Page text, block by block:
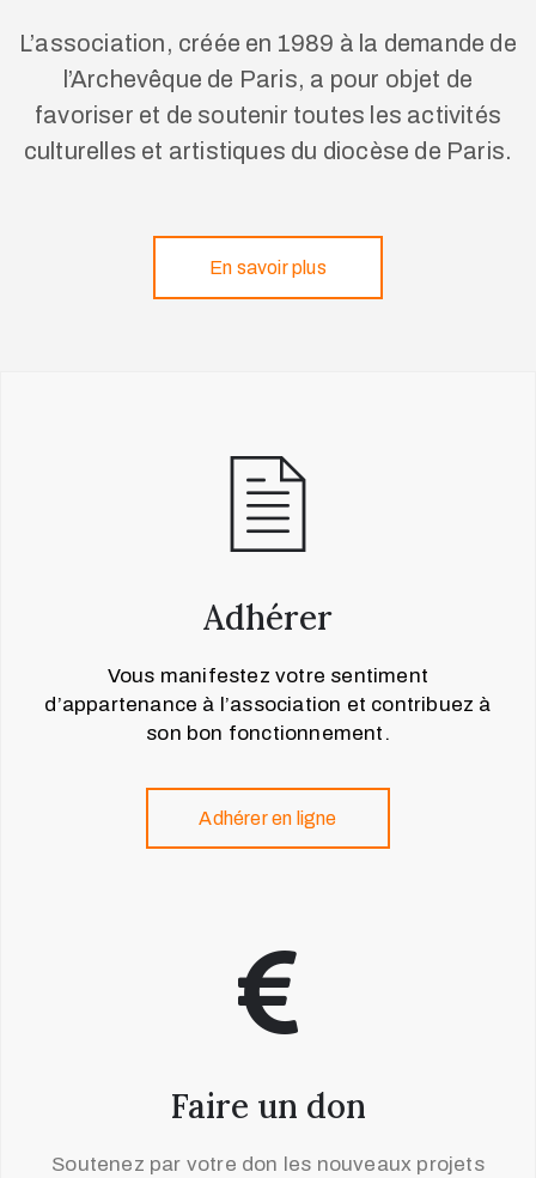
L’association, créée en 1989 à la demande de
l’Archevêque de Paris, a pour objet de
favoriser et de soutenir toutes les activités
culturelles et artistiques du diocèse de Paris.
En savoir plus
Adhérer
Vous manifestez votre sentiment
d’appartenance à l’association et contribuez à
son bon fonctionnement.
Adhérer en ligne
Faire un don
Soutenez par votre don les nouveaux projets